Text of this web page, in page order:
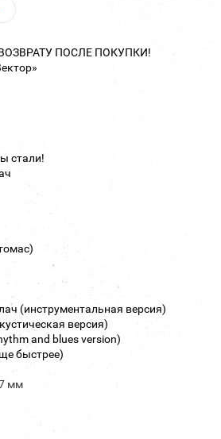
ПОСЛЕ ПОКУПКИ!
стали!
(инструментальная версия)
версия)
and blues version)
быстрее)
мм